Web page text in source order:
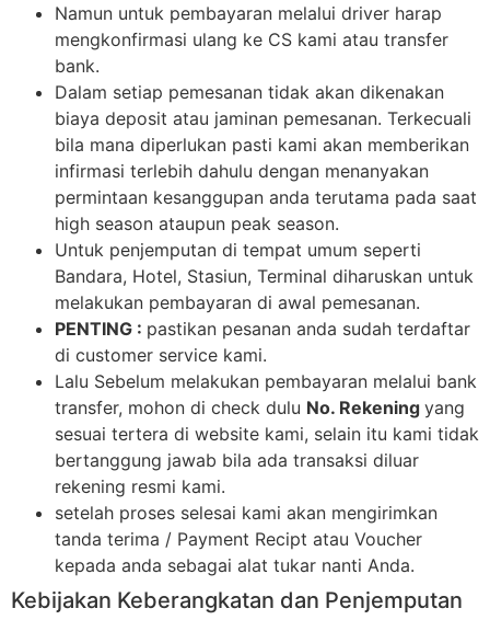
Namun untuk pembayaran melalui driver harap
mengkonfirmasi ulang ke CS kami atau transfer
bank.
Dalam setiap pemesanan tidak akan dikenakan
biaya deposit atau jaminan pemesanan. Terkecuali
bila mana diperlukan pasti kami akan memberikan
infirmasi terlebih dahulu dengan menanyakan
permintaan kesanggupan anda terutama pada saat
high season ataupun peak season.
Untuk penjemputan di tempat umum seperti
Bandara, Hotel, Stasiun, Terminal diharuskan untuk
melakukan pembayaran di awal pemesanan.
PENTING : pastikan pesanan anda sudah terdaftar
di customer service kami.
Lalu Sebelum melakukan pembayaran melalui bank
transfer, mohon di check dulu No. Rekening yang
sesuai tertera di website kami, selain itu kami tidak
bertanggung jawab bila ada transaksi diluar
rekening resmi kami.
setelah proses selesai kami akan mengirimkan
tanda terima / Payment Recipt atau Voucher
kepada anda sebagai alat tukar nanti Anda.
Kebijakan Keberangkatan dan Penjemputan